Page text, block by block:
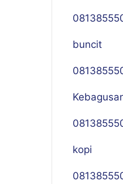
buncit
kopi